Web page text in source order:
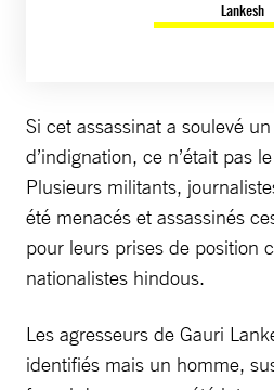
Lankesh
Si cet assassinat a soulevé
d’indignation, ce n’était pas
Plusieurs militants,
été menacés et assassinés
pour leurs prises de position
nationalistes hindous.
Les agresseurs de Gauri
identifiés mais un homme,